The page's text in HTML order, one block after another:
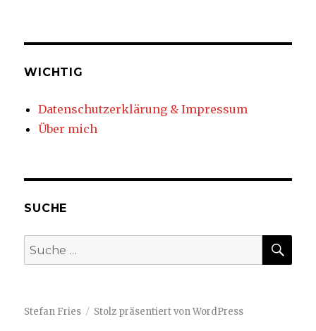
WICHTIG
Datenschutzerklärung & Impressum
Über mich
SUCHE
Suche
nach:
Stefan Fries Stolz präsentiert von WordPress